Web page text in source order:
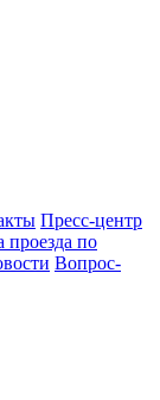
Пресс-центр
проезда по
Вопрос-